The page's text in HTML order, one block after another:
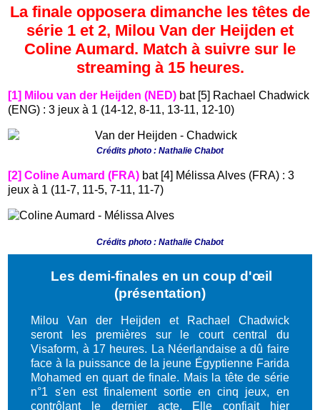
La finale opposera dimanche les têtes de
série 1 et 2, Milou Van der Heijden et
Coline Aumard. Match à suivre sur le
streaming à 15 heures.
[1] Milou van der Heijden (NED) bat [5] Rachael Chadwick
(ENG) : 3 jeux à 1 (14-12, 8-11, 13-11, 12-10)
Crédits photo : Nathalie Chabot
[2] Coline Aumard (FRA) bat [4] Mélissa Alves (FRA) : 3
jeux à 1 (11-7, 11-5, 7-11, 11-7)
Crédits photo : Nathalie Chabot
Les demi-finales en un coup d'œil
(présentation)
Milou Van der Heijden et Rachael Chadwick
seront les premières sur le court central du
Visaform, à 17 heures. La Néerlandaise a dû faire
face à la puissance de la jeune Égyptienne Farida
Mohamed en quart de finale. Mais la tête de série
n°1 s'en est finalement sortie en cinq jeux, en
contrôlant le dernier acte. Elle confiait hier